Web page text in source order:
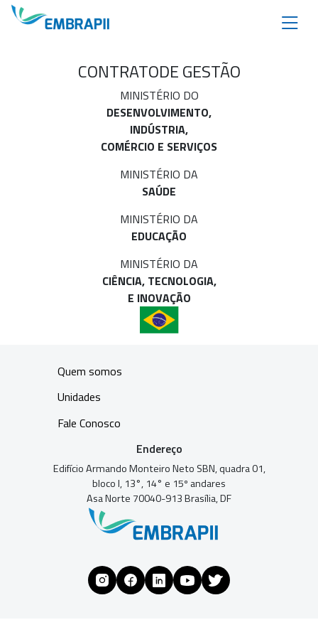
CONTRATODE GESTÃO
MINISTÉRIO DO
DESENVOLVIMENTO,
INDÚSTRIA,
COMÉRCIO E SERVIÇOS
MINISTÉRIO DA
SAÚDE
MINISTÉRIO DA
EDUCAÇÃO
MINISTÉRIO DA
CIÊNCIA, TECNOLOGIA,
E INOVAÇÃO
Quem somos
Unidades
Fale Conosco
Endereço
Edifício Armando Monteiro Neto SBN, quadra 01,
bloco I, 13°, 14° e 15º andares
Asa Norte 70040-913 Brasília, DF